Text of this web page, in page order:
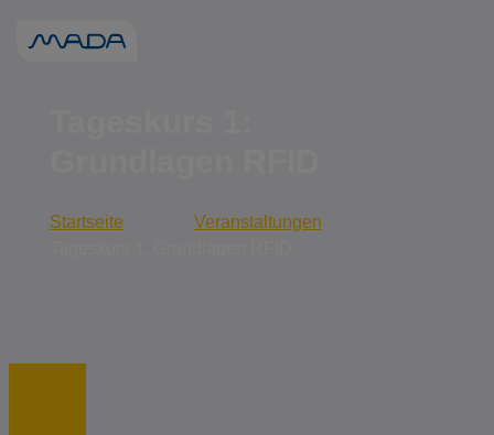
Startseite
Veranstaltungen